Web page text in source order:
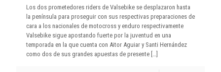
Los dos prometedores riders de Valsebike se desplazaron hasta
la península para proseguir con sus respectivas preparaciones de
cara a los nacionales de motocross y enduro respectivamente
Valsebike sigue apostando fuerte por la juventud en una
temporada en la que cuenta con Aitor Aguiar y Santi Hernández
como dos de sus grandes apuestas de presente […]